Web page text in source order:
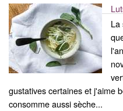
La
gustatives certaines et j'aime
consomme aussi sèche...